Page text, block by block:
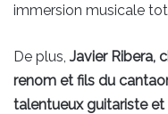
immersion musicale
De plus, Javier Ribera,
renom et fils du
talentueux guitariste